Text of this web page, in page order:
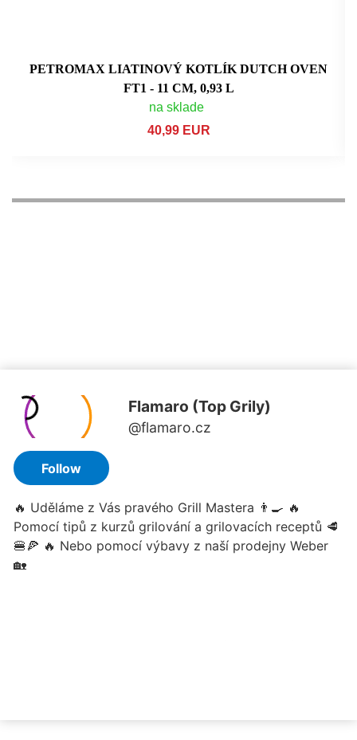
PETROMAX LIATINOVÝ KOTLÍK DUTCH OVEN
FT1 - 11 CM, 0,93 L
na sklade
40,99 EUR